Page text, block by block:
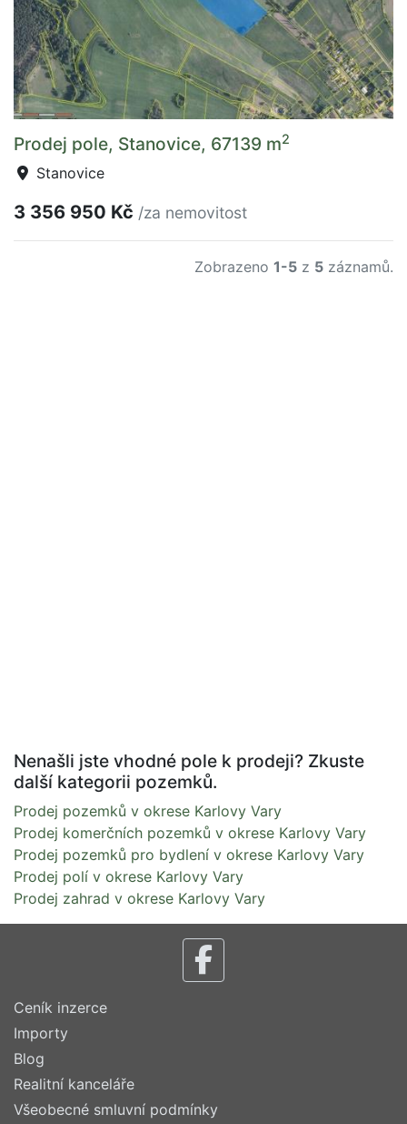
Prodej pole, Stanovice, 67139 m2
Stanovice
3 356 950 Kč /za nemovitost
Zobrazeno 1-5 z 5 záznamů.
Nenašli jste vhodné pole k prodeji? Zkuste
další kategorii pozemků.
Prodej pozemků v okrese Karlovy Vary
Prodej komerčních pozemků v okrese Karlovy Vary
Prodej pozemků pro bydlení v okrese Karlovy Vary
Prodej polí v okrese Karlovy Vary
Prodej zahrad v okrese Karlovy Vary
Ceník inzerce
Importy
Blog
Realitní kanceláře
Všeobecné smluvní podmínky